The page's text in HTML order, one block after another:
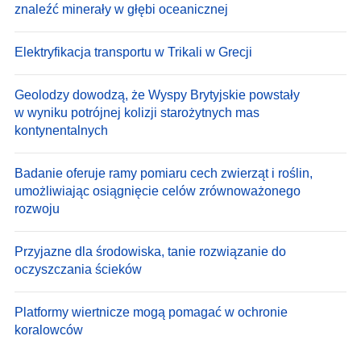
znaleźć minerały w głębi oceanicznej
Elektryfikacja transportu w Trikali w Grecji
Geolodzy dowodzą, że Wyspy Brytyjskie powstały
w wyniku potrójnej kolizji starożytnych mas
kontynentalnych
Badanie oferuje ramy pomiaru cech zwierząt i roślin,
umożliwiając osiągnięcie celów zrównoważonego
rozwoju
Przyjazne dla środowiska, tanie rozwiązanie do
oczyszczania ścieków
Platformy wiertnicze mogą pomagać w ochronie
koralowców